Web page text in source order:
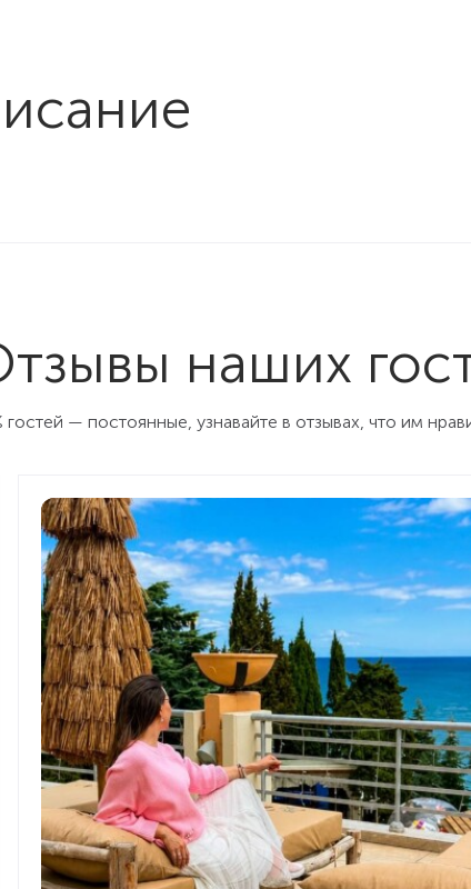
отеля
наших
гостей — постоянные, узнавайте в отзывах, что им